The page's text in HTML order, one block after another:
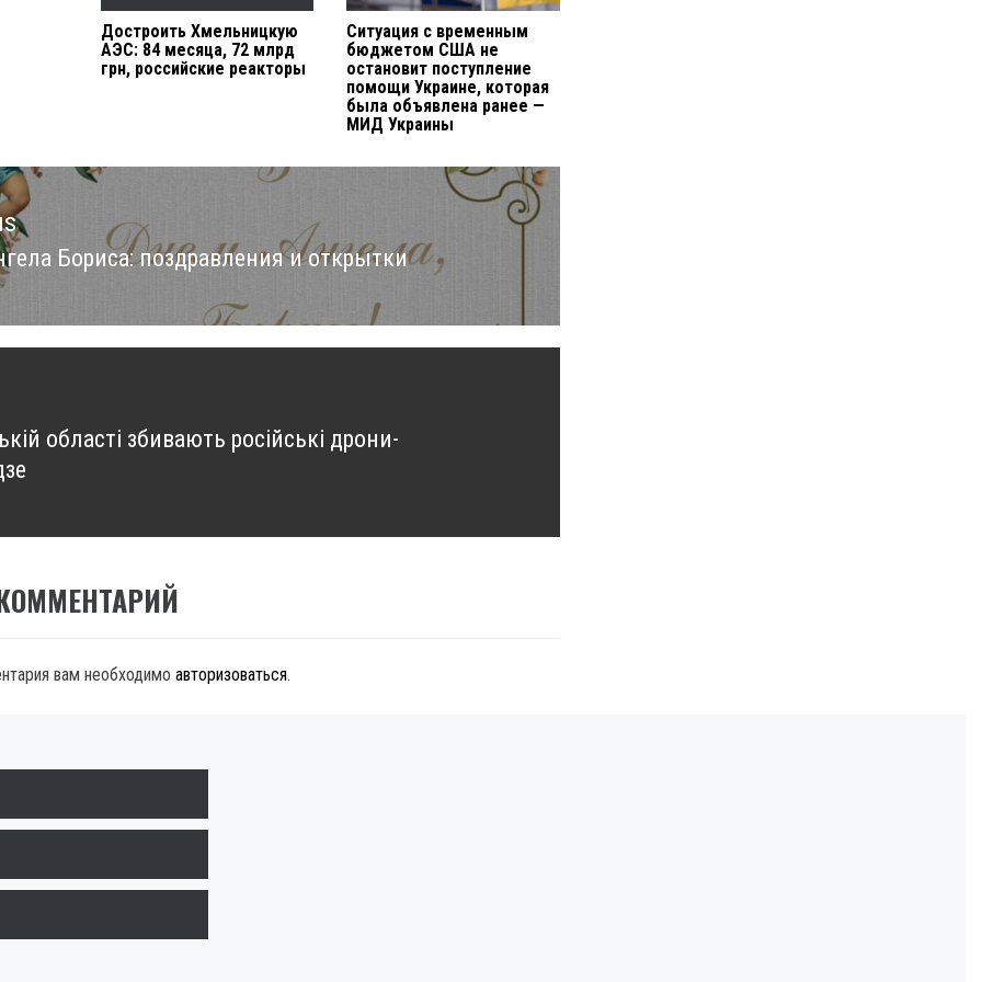
Достроить Хмельницкую
АЭС: 84 месяца, 72 млрд
грн, российские реакторы
Ситуация с временным
бюджетом США не
остановит поступление
помощи Украине, которая
была объявлена ранее —
МИД Украины
Бориса: поздравления и открытки
області збивають російські дрони-
вам необходимо авторизоваться.